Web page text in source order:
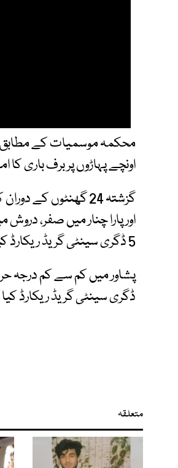
محکمہ موسمیات کے مطابق
اونچے پہاڑوں پر برف باری کا
5 ڈگری سینٹی گریڈ ریکارڈ کیا گیا۔
ڈگری سینٹی گریڈ ریکارڈ کیا
متعلقہ